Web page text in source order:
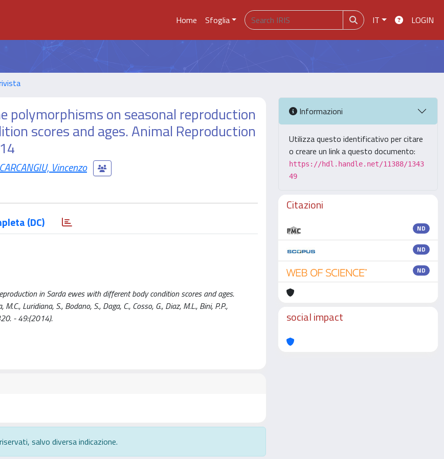
Home Sfoglia IT LOGIN
polymorphisms on seasonal reproduction
scores and ages. Animal Reproduction
CARCANGIU, Vincenzo
(DC)
in Sarda ewes with different body condition scores and ages.
Luridiana, S., Bodano, S., Daga, C., Cosso, G., Diaz, M.L., Bini, P.P.,
- 49:(2014).
salvo diversa indicazione.
Informazioni
Utilizza questo identificativo per citare
o creare un link a questo documento:
https://hdl.handle.net/11388/1343
49
Citazioni
ND
ND
ND
social impact